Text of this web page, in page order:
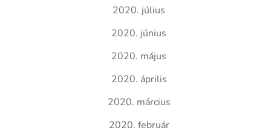
2020. július
2020. június
2020. május
2020. április
2020. március
2020. február